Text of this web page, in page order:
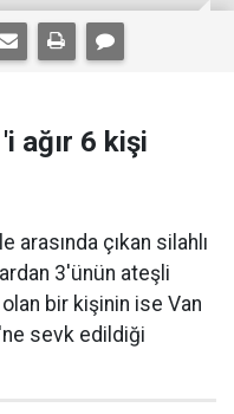
ağır 6 kişi
arasında çıkan silahlı
3'ünün ateşli
bir kişinin ise Van
sevk edildiği